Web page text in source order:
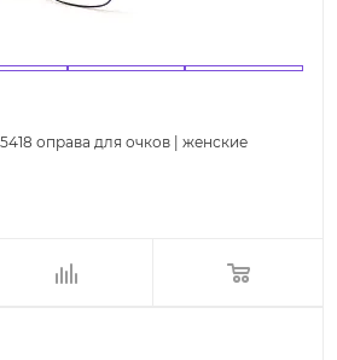
оправа для очков | женские